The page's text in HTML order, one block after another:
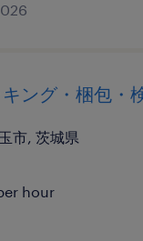
ング・梱包・
市, 茨城県
hour